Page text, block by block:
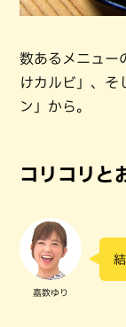
数あるメニュー
けカルビ」、そ
ン」から。
コリコリと
嘉数ゆり